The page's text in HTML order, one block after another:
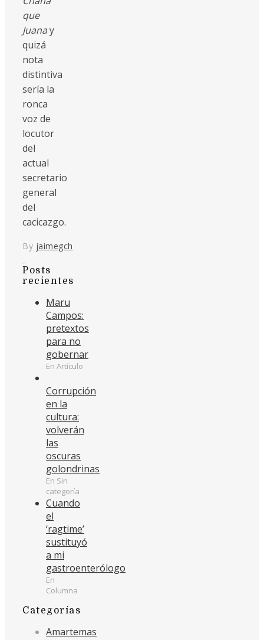
que
Juanay
quizá
nota
distintiva
sería la
ronca
voz de
locutor
del
actual
secretario
general
del
cacicazgo.
By jaimegch
Posts
recientes
Maru
Campos:
pretextos
para no
gobernar
En Artículo
Corrupción
en la
cultura:
volverán
las
oscuras
golondrinas
En Sin
categoría
Cuando
el
‘ragtime’
sustituyó
a mi
gastroenterólogo
En
Columna
Categorías
Amartemas